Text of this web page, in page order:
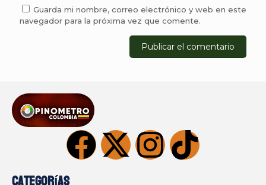
Guarda mi nombre, correo electrónico y web en este
navegador para la próxima vez que comente.